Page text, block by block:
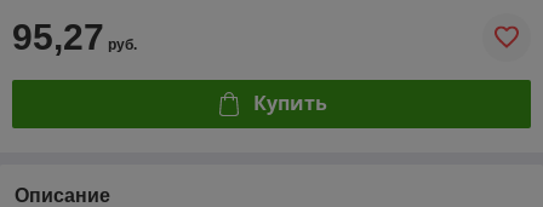
95,27 руб.
Купить
Описание